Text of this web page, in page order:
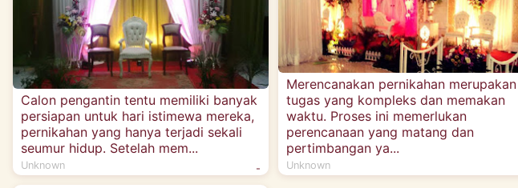
Calon pengantin tentu memiliki banyak
persiapan untuk hari istimewa mereka,
pernikahan yang hanya terjadi sekali
seumur hidup. Setelah mem...
Unknown -
Merencanakan pernikahan merupakan
tugas yang kompleks dan memakan
waktu. Proses ini memerlukan
perencanaan yang matang dan
pertimbangan ya...
Unknown